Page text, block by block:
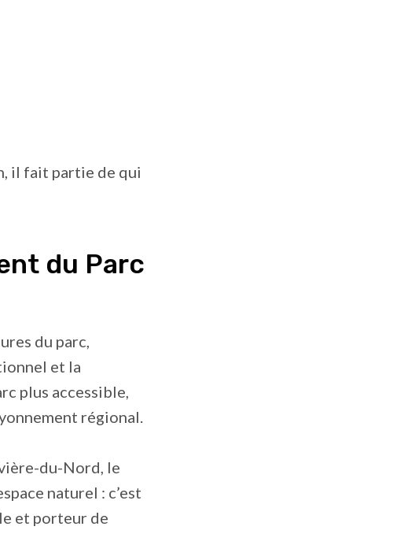
il fait partie de qui
du Parc
du parc,
et la
plus accessible,
régional.
du-Nord, le
naturel : c’est
et porteur de